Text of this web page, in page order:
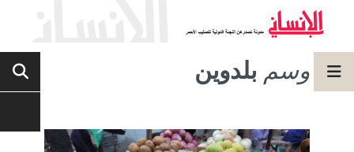
وسم بلدوين